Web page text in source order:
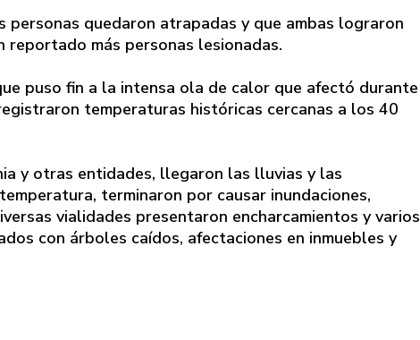
personas quedaron atrapadas y que ambas lograron
reportado más personas lesionadas.
puso fin a la intensa ola de calor que afectó durante
temperaturas históricas cercanas a los 40
y otras entidades, llegaron las lluvias y las
terminaron por causar inundaciones,
vialidades presentaron encharcamientos y varios
con árboles caídos, afectaciones en inmuebles y